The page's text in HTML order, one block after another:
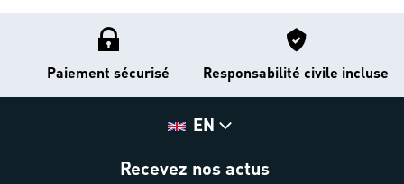
Paiement sécurisé Responsabilité civile incluse
EN
Recevez nos actus